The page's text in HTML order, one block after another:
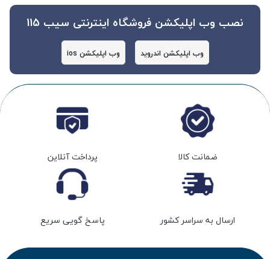
نصب وب اپلیکشن فروشگاه اینترنتی سیب 115
وب اپلیکشن اندروید وب اپلیکشن ios
ضمانت کالا پرداخت آنلاین
ارسال به سراسر کشور پاسخ گویی سریع